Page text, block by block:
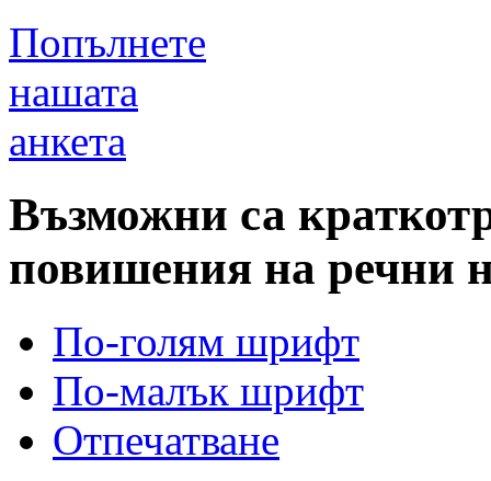
Попълнете
нашата
анкета
Възможни са
повишения на речни
По-голям шрифт
По-малък шрифт
Отпечатване